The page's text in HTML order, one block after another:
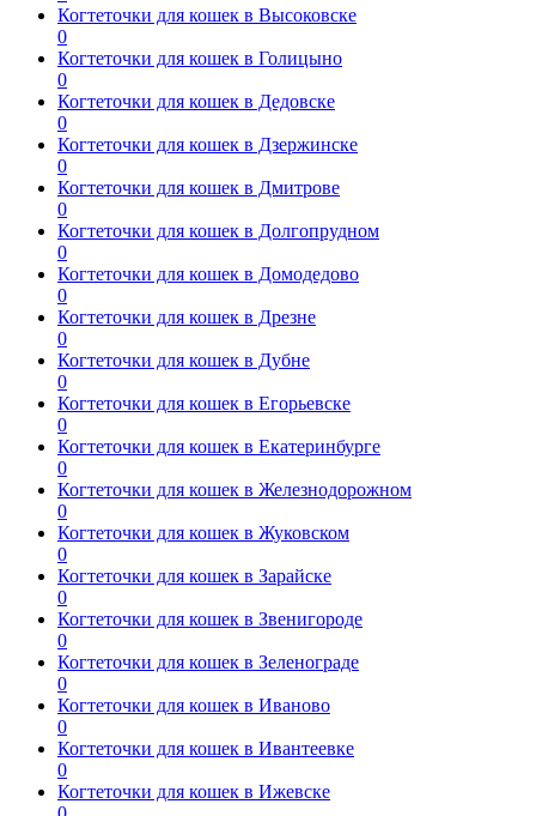
Когтеточки для кошек в Высоковске
0
Когтеточки для кошек в Голицыно
0
Когтеточки для кошек в Дедовске
0
Когтеточки для кошек в Дзержинске
0
Когтеточки для кошек в Дмитрове
0
Когтеточки для кошек в Долгопрудном
0
Когтеточки для кошек в Домодедово
0
Когтеточки для кошек в Дрезне
0
Когтеточки для кошек в Дубне
0
Когтеточки для кошек в Егорьевске
0
Когтеточки для кошек в Екатеринбурге
0
Когтеточки для кошек в Железнодорожном
0
Когтеточки для кошек в Жуковском
0
Когтеточки для кошек в Зарайске
0
Когтеточки для кошек в Звенигороде
0
Когтеточки для кошек в Зеленограде
0
Когтеточки для кошек в Иваново
0
Когтеточки для кошек в Ивантеевке
0
Когтеточки для кошек в Ижевске